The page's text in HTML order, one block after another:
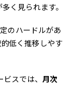
く見られます。
のハードルがあ
低く推移しやす
スでは、 月次